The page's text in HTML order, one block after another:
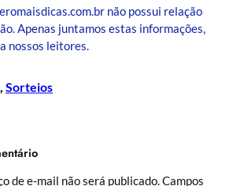
não possui relação
Apenas juntamos estas informações,
nossos leitores.
Sorteios
de e-mail não será publicado.Campos